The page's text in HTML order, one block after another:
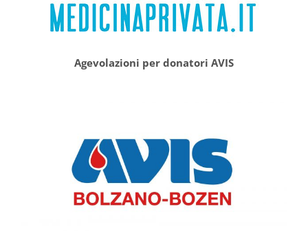
Agevolazioni per donatori AVIS